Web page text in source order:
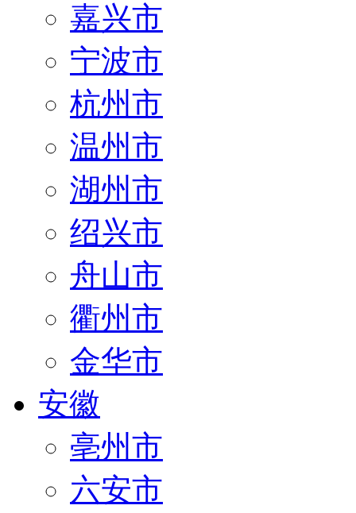
嘉兴市
宁波市
杭州市
温州市
湖州市
绍兴市
舟山市
衢州市
金华市
安徽
亳州市
六安市